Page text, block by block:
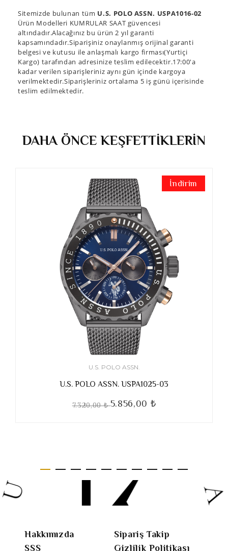
Sitemizde bulunan tüm U.S. POLO ASSN. USPA1016-02
Ürün Modelleri KUMRULAR SAAT güvencesi
altındadır.Alacağınız bu ürün 2 yıl garanti
kapsamındadır.Siparişiniz onaylanmış orijinal garanti
belgesi ve kutusu ile anlaşmalı kargo firması(Yurtiçi
Kargo) tarafından adresinize teslim edilecektir.17:00'a
kadar verilen siparişleriniz aynı gün içinde kargoya
verilmektedir.Siparişleriniz ortalama 5 iş günü içerisinde
teslim edilmektedir.
DAHA ÖNCE KEŞFETTİKLERİN
İndirim
U.S. POLO ASSN.
U.S. POLO ASSN. USPA1025-03
7.320,00 ₺5.856,00 ₺
Hakkımızda
Sipariş Takip
SSS
Gizlilik Politikası